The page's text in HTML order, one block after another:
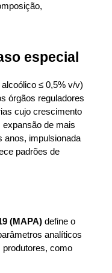
especial
≤ 0,5% v/v)
órgãos reguladores
cujo crescimento
de mais
anos, impulsionada
padrões de
(MAPA) define o
analíticos
como